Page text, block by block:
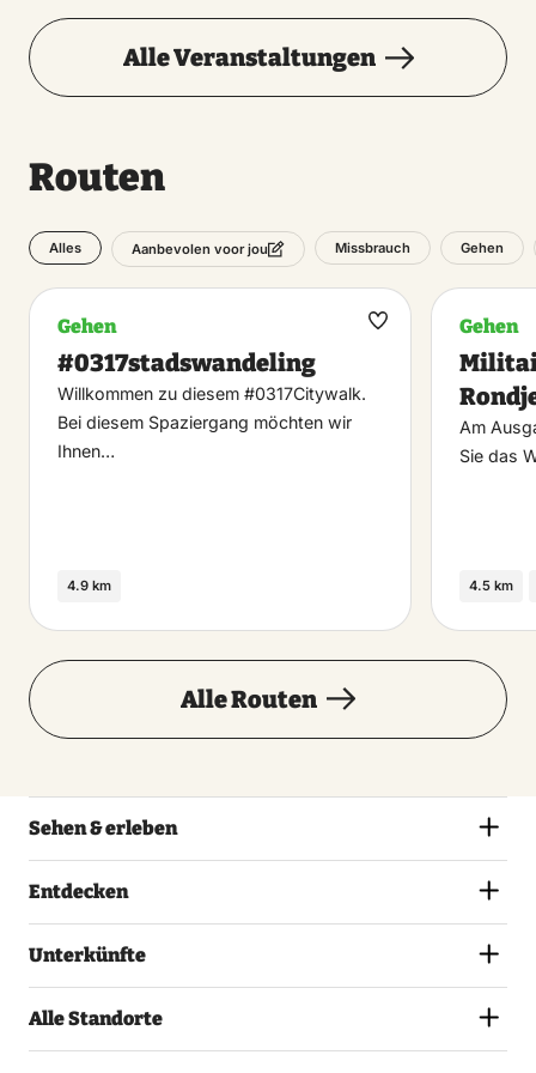
Alle Veranstaltungen
Routen
Alles Aanbevolen voor jou Missbrauch Gehen
Gehen
#0317stadswandeling
Willkommen zu diesem #0317Citywalk.
Bei diesem Spaziergang möchten wir
Ihnen…
4.9 km
Maak
Gehen
Am
Sie das
4.5 km
Alle Routen
Sehen & erleben
Entdecken
Unterkünfte
Alle Standorte